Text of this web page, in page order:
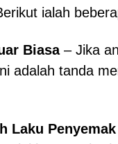
ialah
Biasa– Jika
adalah tanda
Laku